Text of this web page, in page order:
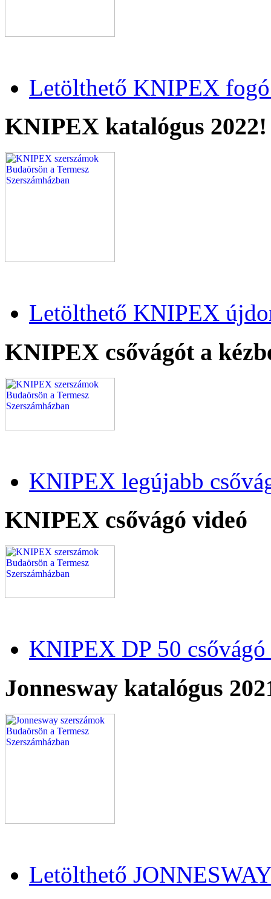
Letölthető KNIPEX fogó
KNIPEX katalógus 2022!
Letölthető KNIPEX
KNIPEX csővágót a
KNIPEX legújabb
KNIPEX csővágó videó
KNIPEX DP 50
Jonnesway katalógus
Letölthető